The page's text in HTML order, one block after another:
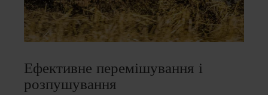
Ефективне перемішування і
розпушування